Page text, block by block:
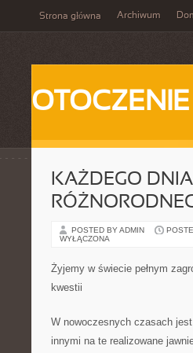
Strona główna Archiwum
OTOCZENIE
KAŻDEGO
POSTED BY ADMIN
WYŁĄCZONA
Żyjemy w świecie pełnym
kwestii
W nowoczesnych czasach
innymi na te realizowane